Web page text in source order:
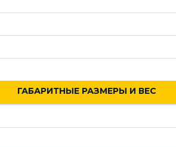
ГАБАРИТНЫЕ РАЗМЕРЫ И ВЕС